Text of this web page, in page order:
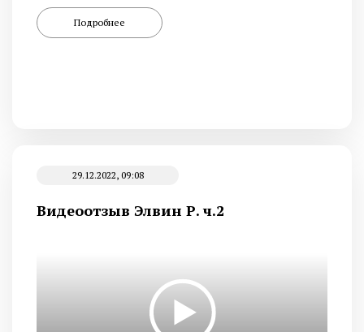
Подробнее
29.12.2022, 09:08
Видеоотзыв Элвин Р. ч.2